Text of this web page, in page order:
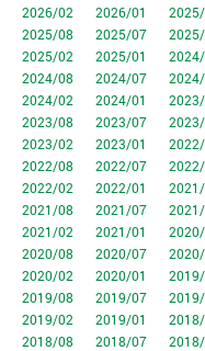
2026/02
2026/01
2025/08
2025/07
2025/02
2025/01
2024/08
2024/07
2024/02
2024/01
2023/08
2023/07
2023/02
2023/01
2022/08
2022/07
2022/02
2022/01
2021/08
2021/07
2021/02
2021/01
2020/08
2020/07
2020/02
2020/01
2019/08
2019/07
2019/02
2019/01
2018/08
2018/07